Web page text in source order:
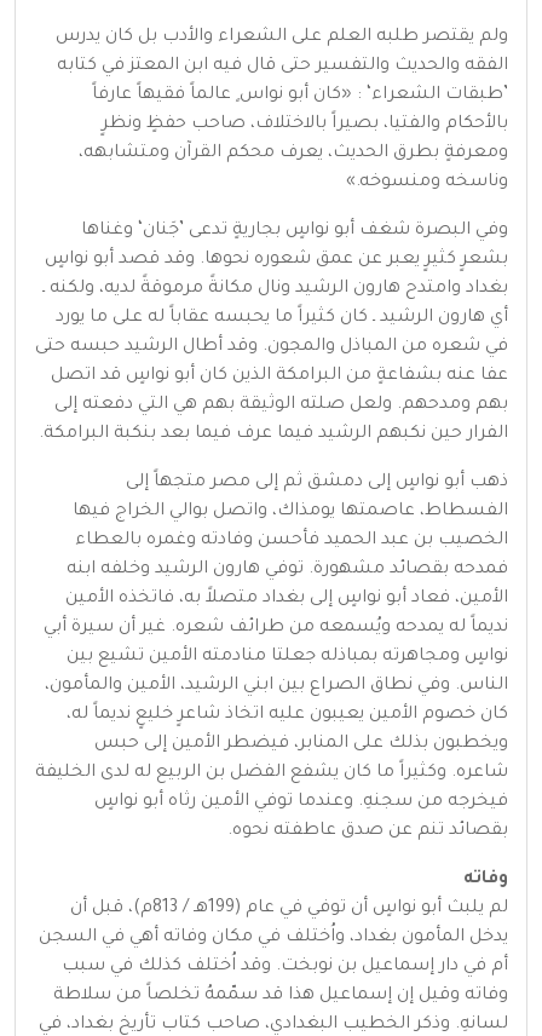
ولم يقتصر طلبه العلم على الشعراء والأدب بل كان يدرس
الفقه والحديث والتفسير حتى قال فيه ابن المعتز في كتابه
’طبقات الشعراء‘ : «كان أبو نواس ٍ عالماً فقيهاً عارفاً
بالأحكام والفتيا، بصيراً بالاختلاف، صاحب حفظٍ ونظرٍ
ومعرفةٍ بطرق الحديث، يعرف محكم القرآن ومتشابهه،
وناسخه ومنسوخه.»
وفي البصرة شغف أبو نواسٍ بجاريةٍ تدعى ’جَنان‘ وغناها
بشعرٍ كثيرٍ يعبر عن عمق شعوره نحوها. وقد قصد أبو نواسٍ
بغداد وامتدح هارون الرشيد ونال مكانةً مرموقةً لديه، ولكنه ـ
أي هارون الرشيد ـ كان كثيراً ما يحبسه عقاباً له على ما يورد
في شعره من المباذل والمجون. وقد أطال الرشيد حبسه حتى
عفا عنه بشفاعةٍ من البرامكة الذين كان أبو نواسٍ قد اتصل
بهم ومدحهم. ولعل صلته الوثيقة بهم هي التي دفعته إلى
الفرار حين نكبهم الرشيد فيما عرف فيما بعد بنكبة البرامكة.
ذهب أبو نواسٍ إلى دمشق ثم إلى مصر متجهاً إلى
الفسطاط، عاصمتها يومذاك، واتصل بوالي الخراج فيها
الخصيب بن عبد الحميد فأحسن وفادته وغمره بالعطاء
فمدحه بقصائد مشهورة. توفي هارون الرشيد وخلفه ابنه
الأمين، فعاد أبو نواسٍ إلى بغداد متصلاً به، فاتخذه الأمين
نديماً له يمدحه ويُسمعه من طرائف شعره. غير أن سيرة أبي
نواسٍ ومجاهرته بمباذله جعلتا منادمته الأمين تشيع بين
الناس. وفي نطاق الصراع بين ابني الرشيد، الأمين والمأمون،
كان خصوم الأمين يعيبون عليه اتخاذ شاعرٍ خليعٍ نديماً له،
ويخطبون بذلك على المنابر، فيضطر الأمين إلى حبس
شاعره. وكثيراً ما كان يشفع الفضل بن الربيع له لدى الخليفة
فيخرجه من سجنهِ. وعندما توفي الأمين رثاه أبو نواسٍ
بقصائد تنم عن صدق عاطفته نحوه.
وفاته
لم يلبث أبو نواسٍ أن توفي في عام (199هـ / 813م)، قبل أن
يدخل المأمون بغداد، واُختلف في مكان وفاته أهي في السجن
أم في دار إسماعيل بن نوبخت. وقد اُختلف كذلك في سبب
وفاته وقيل إن إسماعيل هذا قد سمّمهُ تخلصاً من سلاطة
لسانهِ. وذكر الخطيب البغدادي، صاحب كتاب تأريخ بغداد، في